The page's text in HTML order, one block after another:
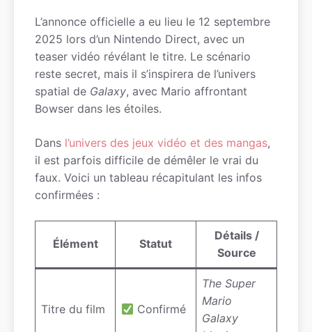
L’annonce officielle a eu lieu le 12 septembre
2025 lors d’un Nintendo Direct, avec un
teaser vidéo révélant le titre. Le scénario
reste secret, mais il s’inspirera de l’univers
spatial de Galaxy, avec Mario affrontant
Bowser dans les étoiles.
Dans l’univers des jeux vidéo et des mangas,
il est parfois difficile de démêler le vrai du
faux. Voici un tableau récapitulant les infos
confirmées :
Élément Statut
Détails /
Source
Titre du film Confirmé
The Super
Mario
Galaxy